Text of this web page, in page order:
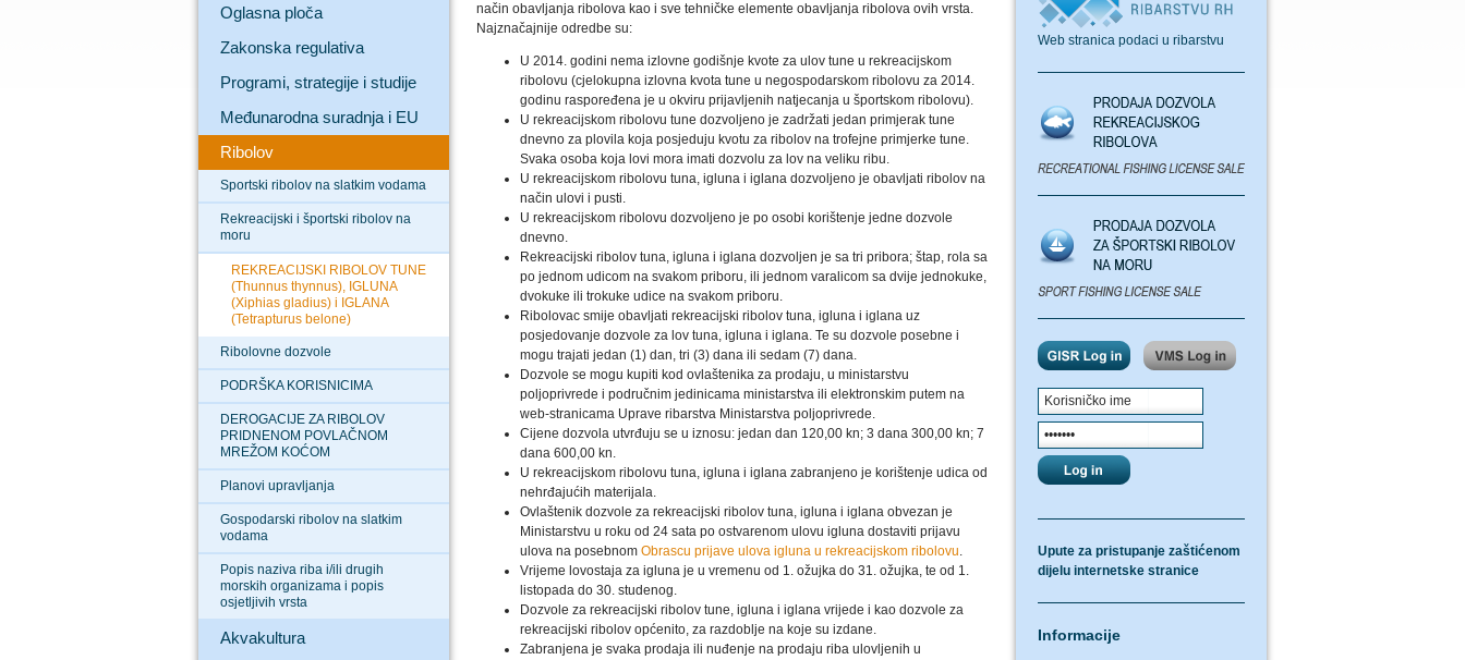
Oglasna ploča
Zakonska regulativa
Programi, strategije i studije
Međunarodna suradnja i EU
Ribolov
Sportski ribolov na slatkim vodama
Rekreacijski i športski ribolov na
moru
REKREACIJSKI RIBOLOV TUNE
(Thunnus thynnus), IGLUNA
(Xiphias gladius) i IGLANA
(Tetrapturus belone)
Ribolovne dozvole
PODRŠKA KORISNICIMA
DEROGACIJE ZA RIBOLOV
PRIDNENOM POVLAČNOM
MREŽOM KOĆOM
Planovi upravljanja
Gospodarski ribolov na slatkim
vodama
Popis naziva riba i/ili drugih
morskih organizama i popis
osjetljivih vrsta
Akvakultura
način obavljanja ribolova kao i sve tehničke elemente obavljanja ribolova ovih vrsta.
Najznačajnije odredbe su:
U 2014. godini nema izlovne godišnje kvote za ulov tune u rekreacijskom
ribolovu (cjelokupna izlovna kvota tune u negospodarskom ribolovu za 2014.
godinu raspoređena je u okviru prijavljenih natjecanja u športskom ribolovu).
U rekreacijskom ribolovu tune dozvoljeno je zadržati jedan primjerak tune
dnevno za plovila koja posjeduju kvotu za ribolov na trofejne primjerke tune.
Svaka osoba koja lovi mora imati dozvolu za lov na veliku ribu.
U rekreacijskom ribolovu tuna, igluna i iglana dozvoljeno je obavljati ribolov na
način ulovi i pusti.
U rekreacijskom ribolovu dozvoljeno je po osobi korištenje jedne dozvole
dnevno.
Rekreacijski ribolov tuna, igluna i iglana dozvoljen je sa tri pribora; štap, rola sa
po jednom udicom na svakom priboru, ili jednom varalicom sa dvije jednokuke,
dvokuke ili trokuke udice na svakom priboru.
Ribolovac smije obavljati rekreacijski ribolov tuna, igluna i iglana uz
posjedovanje dozvole za lov tuna, igluna i iglana. Te su dozvole posebne i
mogu trajati jedan (1) dan, tri (3) dana ili sedam (7) dana.
Dozvole se mogu kupiti kod ovlaštenika za prodaju, u ministarstvu
poljoprivrede i područnim jedinicama ministarstva ili elektronskim putem na
web-stranicama Uprave ribarstva Ministarstva poljoprivrede.
Cijene dozvola utvrđuju se u iznosu: jedan dan 120,00 kn; 3 dana 300,00 kn; 7
dana 600,00 kn.
U rekreacijskom ribolovu tuna, igluna i iglana zabranjeno je korištenje udica od
nehrđajućih materijala.
Ovlaštenik dozvole za rekreacijski ribolov tuna, igluna i iglana obvezan je
Ministarstvu u roku od 24 sata po ostvarenom ulovu igluna dostaviti prijavu
ulova na posebnom Obrascu prijave ulova igluna u rekreacijskom ribolovu.
Vrijeme lovostaja za igluna je u vremenu od 1. ožujka do 31. ožujka, te od 1.
listopada do 30. studenog.
Dozvole za rekreacijski ribolov tune, igluna i iglana vrijede i kao dozvole za
rekreacijski ribolov općenito, za razdoblje na koje su izdane.
Zabranjena je svaka prodaja ili nuđenje na prodaju riba ulovljenih u
Web stranica podaci u ribarstvu
Upute za pristupanje zaštićenom
dijelu internetske stranice
Informacije